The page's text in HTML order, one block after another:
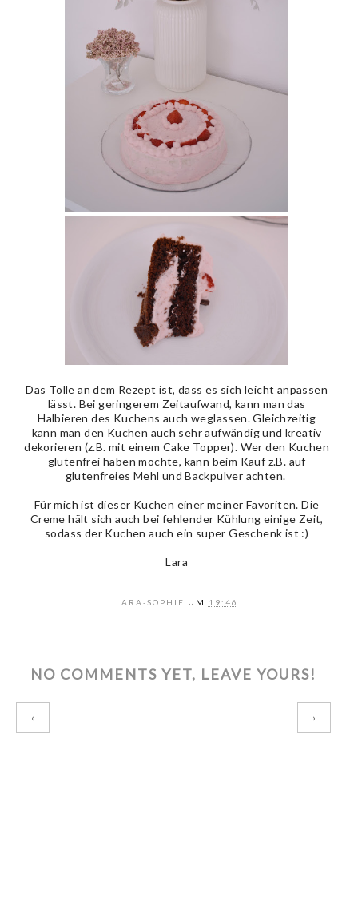
Das Tolle an dem Rezept ist, dass es sich leicht anpassen
lässt. Bei geringerem Zeitaufwand, kann man das
Halbieren des Kuchens auch weglassen. Gleichzeitig
kann man den Kuchen auch sehr aufwändig und kreativ
dekorieren (z.B. mit einem Cake Topper). Wer den Kuchen
glutenfrei haben möchte, kann beim Kauf z.B. auf
glutenfreies Mehl und Backpulver achten.
Für mich ist dieser Kuchen einer meiner Favoriten. Die
Creme hält sich auch bei fehlender Kühlung einige Zeit,
sodass der Kuchen auch ein super Geschenk ist :)
Lara
LARA-SOPHIE UM 19:46
NO COMMENTS YET, LEAVE YOURS!
‹ ›